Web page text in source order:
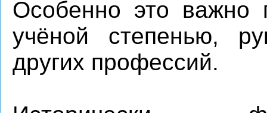
Особенно это
учёной степенью,
других профессий.